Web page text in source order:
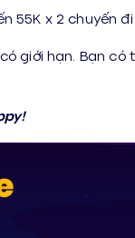
55K x 2 chuyến
giới hạn. Bạn